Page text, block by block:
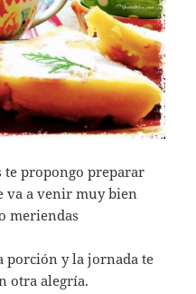
te propongo preparar
va a venir muy bien
meriendas
porción y la jornada te
otra alegría.